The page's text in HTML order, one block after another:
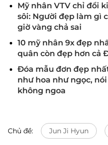
Mỹ nhân VTV chỉ đổi
sôi: Người đẹp làm gì
giờ vàng chả sai
10 mỹ nhân 9x đẹp
quân còn đẹp hơn cả
Đóa mẫu đơn đẹp
như hoa như ngọc,
không ngoa
Chủ đề: Jun Ji Hyun